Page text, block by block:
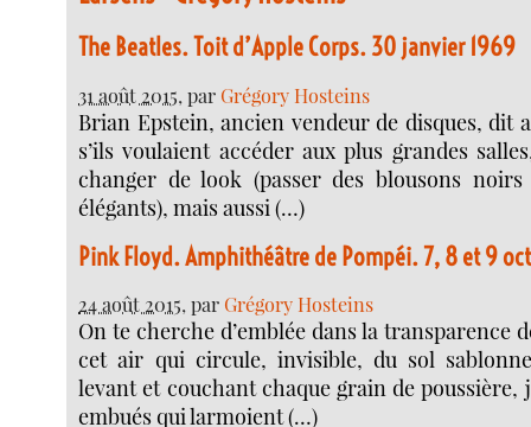
The Beatles. Toit d’Apple Corps. 30 janvier 1969
31 août 2015, par Grégory Hosteins
Brian Epstein, ancien vendeur de disques, dit
s’ils voulaient accéder aux plus grandes
changer de look (passer des blousons noirs
élégants), mais aussi (…)
Pink Floyd. Amphithéâtre de Pompéi. 7, 8 et 9
24 août 2015, par Grégory Hosteins
On te cherche d’emblée dans la transparence
cet air qui circule, invisible, du sol
levant et couchant chaque grain de poussière,
embués qui larmoient (…)